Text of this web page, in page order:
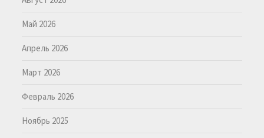
Май 2026
Апрель 2026
Март 2026
Февраль 2026
Ноябрь 2025